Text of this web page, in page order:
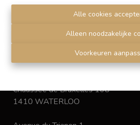
Alle cookies
Alleen noodzakelijke
Voorkeuren
Luxembourg 16 B, 1000 Bruxelles.
de l'Institut
Chaussée de Bruxelles 168
1410 WATERLOO